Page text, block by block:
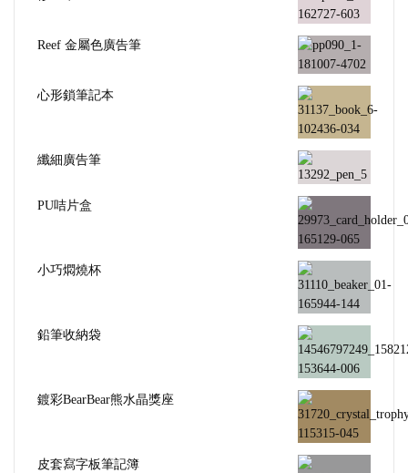
Reef 金屬色廣告筆
心形鎖筆記本
纖細廣告筆
PU咭片盒
小巧燜燒杯
鉛筆收納袋
鍍彩BearBear熊水晶獎座
皮套寫字板筆記簿